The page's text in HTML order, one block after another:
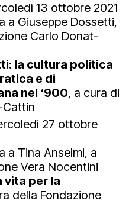
13 ottobre 2021
a Giuseppe Dossetti,
Carlo Donat-
la cultura politica
e di
nel ‘900, a cura di
Cattin
27 ottobre
a Tina Anselmi, a
Vera Nocentini
vita per la
della Fondazione